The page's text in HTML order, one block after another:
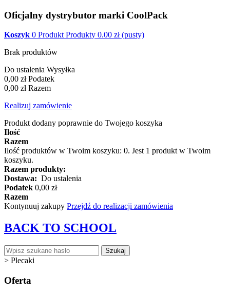
Oficjalny dystrybutor marki CoolPack
Koszyk 0 Produkt Produkty 0.00 zł (pusty)
Brak produktów
Do ustalenia Wysyłka
0,00 zł Podatek
0,00 zł Razem
Realizuj zamówienie
Produkt dodany poprawnie do Twojego koszyka
Ilość
Razem
Ilość produktów w Twoim koszyku: 0. Jest 1 produkt w Twoim
koszyku.
Razem produkty:
Dostawa: Do ustalenia
Podatek 0,00 zł
Razem
Kontynuuj zakupy Przejdź do realizacji zamówienia
BACK TO SCHOOL
Szukaj
> Plecaki
Oferta